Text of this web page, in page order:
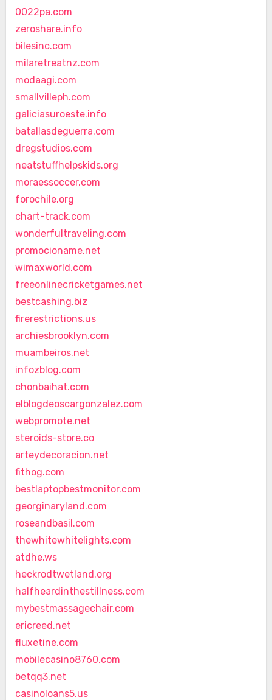
0022pa.com
zeroshare.info
bilesinc.com
milaretreatnz.com
modaagi.com
smallvilleph.com
galiciasuroeste.info
batallasdeguerra.com
dregstudios.com
neatstuffhelpskids.org
moraessoccer.com
forochile.org
chart-track.com
wonderfultraveling.com
promocioname.net
wimaxworld.com
freeonlinecricketgames.net
bestcashing.biz
firerestrictions.us
archiesbrooklyn.com
muambeiros.net
infozblog.com
chonbaihat.com
elblogdeoscargonzalez.com
webpromote.net
steroids-store.co
arteydecoracion.net
fithog.com
bestlaptopbestmonitor.com
georginaryland.com
roseandbasil.com
thewhitewhitelights.com
atdhe.ws
heckrodtwetland.org
halfheardinthestillness.com
mybestmassagechair.com
ericreed.net
fluxetine.com
mobilecasino8760.com
betqq3.net
casinoloans5.us